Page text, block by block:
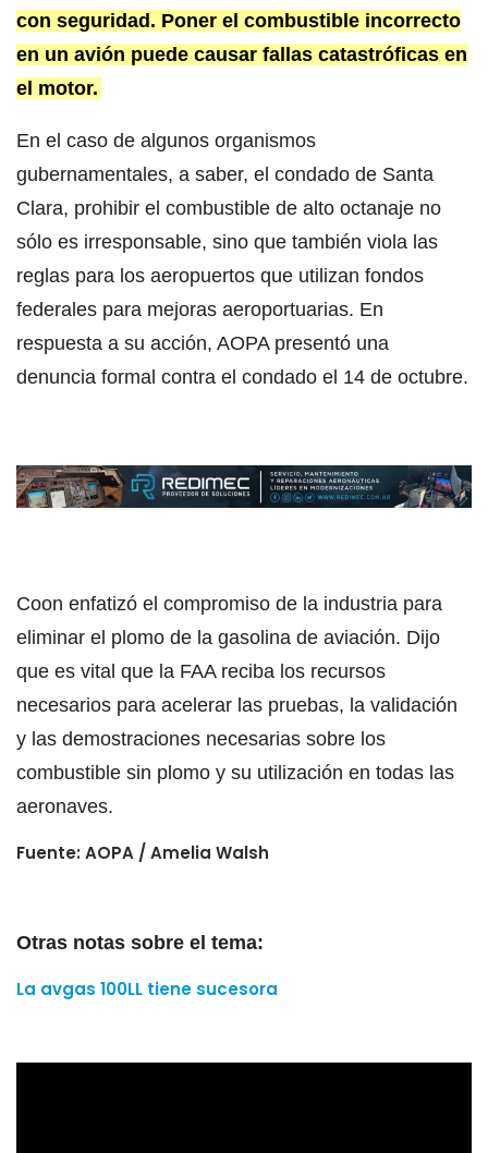
con seguridad. Poner el combustible incorrecto
en un avión puede causar fallas catastróficas en
el motor.
En el caso de algunos organismos
gubernamentales, a saber, el condado de Santa
Clara, prohibir el combustible de alto octanaje no
sólo es irresponsable, sino que también viola las
reglas para los aeropuertos que utilizan fondos
federales para mejoras aeroportuarias. En
respuesta a su acción, AOPA presentó una
denuncia formal contra el condado el 14 de octubre.
Coon enfatizó el compromiso de la industria para
eliminar el plomo de la gasolina de aviación. Dijo
que es vital que la FAA reciba los recursos
necesarios para acelerar las pruebas, la validación
y las demostraciones necesarias sobre los
combustible sin plomo y su utilización en todas las
aeronaves.
Fuente: AOPA / Amelia Walsh
Otras notas sobre el tema:
La avgas 100LL tiene sucesora